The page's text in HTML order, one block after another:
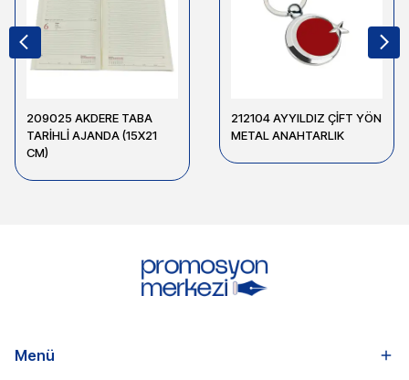
209025 AKDERE TABA
TARİHLİ AJANDA (15X21
CM)
212104 AYYILDIZ ÇİFT YÖN
METAL ANAHTARLIK
Menü